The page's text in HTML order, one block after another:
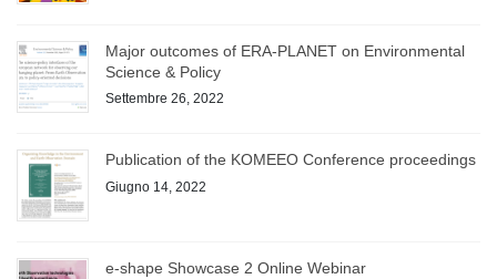
Major outcomes of ERA-PLANET on Environmental
Science & Policy
Settembre 26, 2022
Publication of the KOMEEO Conference proceedings
Giugno 14, 2022
e-shape Showcase 2 Online Webinar